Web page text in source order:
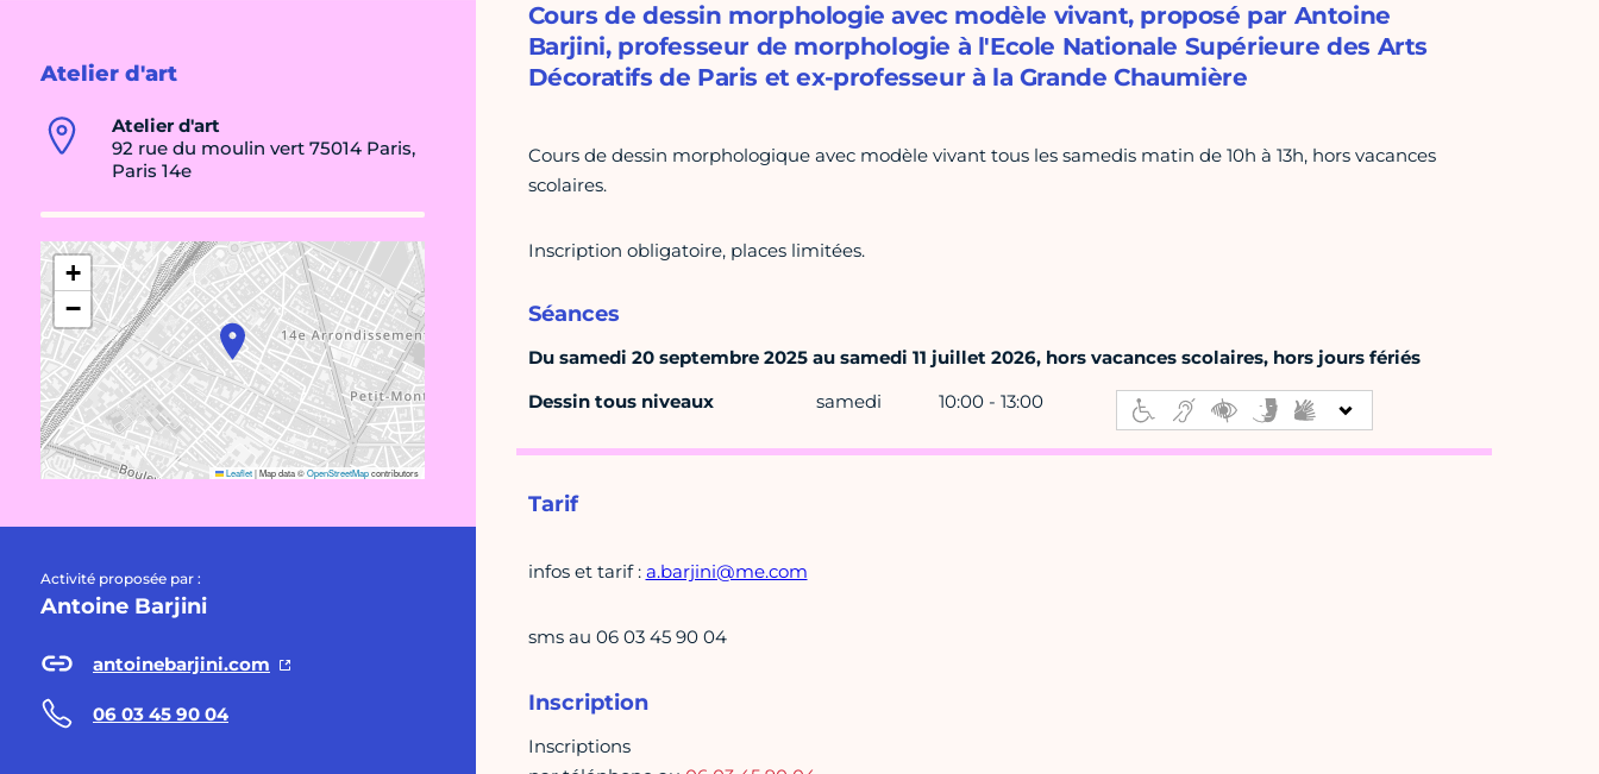
Atelier d'art
Atelier d'art
92 rue du moulin vert 75014 Paris,
Paris 14e
+
−
Leaflet|Map data ©OpenStreetMapcontributors
Activité proposée par :
Antoine Barjini
antoinebarjini.com
06 03 45 90 04
Cours de dessin morphologie avec modèle vivant, proposé par Antoine
Barjini, professeur de morphologie à l'Ecole Nationale Supérieure des Arts
Décoratifs de Paris et ex-professeur à la Grande Chaumière
Cours de dessin morphologique avec modèle vivant tous les samedis matin de 10h à 13h, hors vacances
scolaires.
Inscription obligatoire, places limitées.
Séances
Du samedi 20 septembre 2025 au samedi 11 juillet 2026, hors vacances scolaires, hors jours fériés
Dessin tous niveaux
samedi 10:00 - 13:00
Tarif
infos et tarif : a.barjini@me.com
sms au 06 03 45 90 04
Inscription
Inscriptions